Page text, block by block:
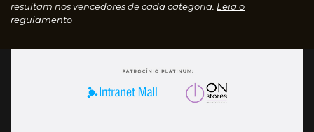
resultam nos vencedores de cada categoria. Leia o
regulamento